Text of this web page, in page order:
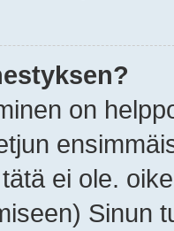
on
ei ole.
Sinun